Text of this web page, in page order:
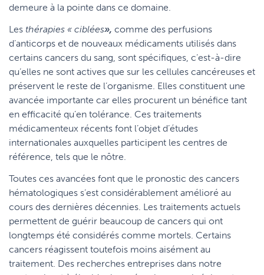
demeure à la pointe dans ce domaine.
Les thérapies « ciblées», comme des perfusions
d’anticorps et de nouveaux médicaments utilisés dans
certains cancers du sang, sont spécifiques, c’est-à-dire
qu’elles ne sont actives que sur les cellules cancéreuses et
préservent le reste de l’organisme. Elles constituent une
avancée importante car elles procurent un bénéfice tant
en efficacité qu’en tolérance. Ces traitements
médicamenteux récents font l’objet d’études
internationales auxquelles participent les centres de
référence, tels que le nôtre.
Toutes ces avancées font que le pronostic des cancers
hématologiques s’est considérablement amélioré au
cours des dernières décennies. Les traitements actuels
permettent de guérir beaucoup de cancers qui ont
longtemps été considérés comme mortels. Certains
cancers réagissent toutefois moins aisément au
traitement. Des recherches entreprises dans notre